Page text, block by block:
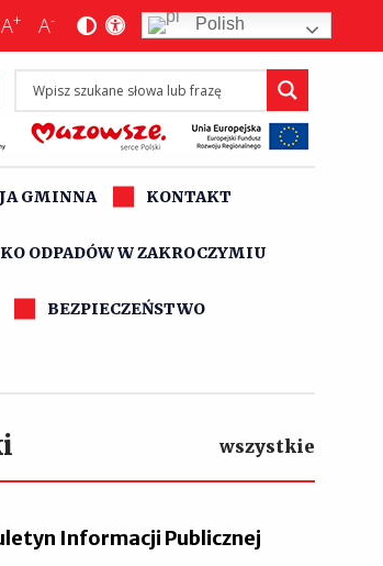
A+ A- Polish
GMINNA KONTAKT
ODPADÓW W ZAKROCZYMIU
BEZPIECZEŃSTWO
wszystkie
Informacji Publicznej